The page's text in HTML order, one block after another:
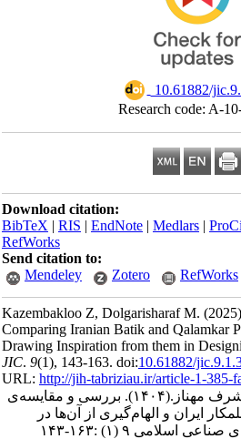
Research
Download citation:
BibTeX|RIS| EndNote|
RefWorks
Send citation to:
Mendeley
Zotero
Kazembakloo Z, Dolgarisharaf
Comparing Iranian Batik and
Drawing Inspiration from them
JIC.9(1), 143-163. doi:
URL:http://jih-tabriziau.ir/
(۱۴۰۴).
بررسی و مقایسه‌ی
الهام‌گیری از آن‌ها در
:۱۶۳-۱۴۳